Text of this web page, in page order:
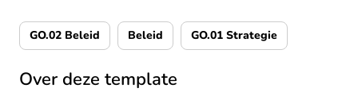
GO.02 Beleid Beleid GO.01 Strategie
Over deze template